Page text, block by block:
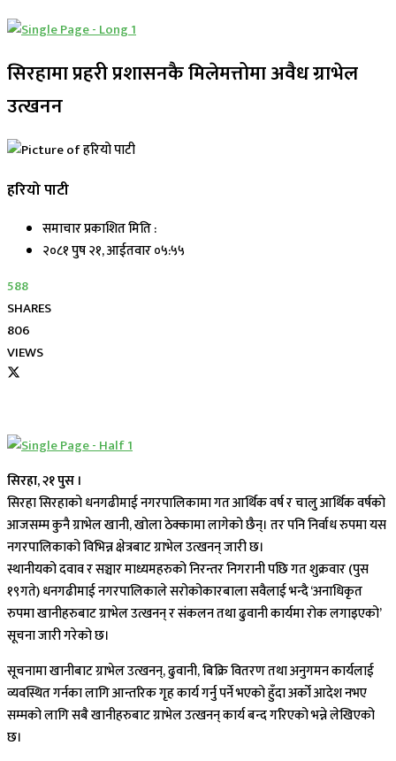
सिरहामा प्रहरी प्रशासनकै मिलेमत्तोमा अवैध ग्राभेल
उत्खनन
हरियो पाटी
समाचार प्रकाशित मिति :
२०८१ पुष २१, आईतवार ०५:५५
588
SHARES
806
VIEWS
सिरहा, २१ पुस ।
सिरहा सिरहाको धनगढीमाई नगरपालिकामा गत आर्थिक वर्ष र चालु आर्थिक वर्षको
आजसम्म कुनै ग्राभेल खानी, खोला ठेक्कामा लागेको छैन्। तर पनि निर्वाध रुपमा यस
नगरपालिकाको विभिन्न क्षेत्रबाट ग्राभेल उत्खनन् जारी छ।
स्थानीयको दवाव र सञ्चार माध्यमहरुको निरन्तर निगरानी पछि गत शुक्रवार (पुस
१९गते) धनगढीमाई नगरपालिकाले सरोकोकारबाला सवैलाई भन्दै ‘अनाधिकृत
रुपमा खानीहरुबाट ग्राभेल उत्खनन् र संकलन तथा ढुवानी कार्यमा रोक लगाइएको’
सूचना जारी गरेको छ।
सूचनामा खानीबाट ग्राभेल उत्खनन्, ढुवानी, बिक्रि वितरण तथा अनुगमन कार्यलाई
व्यवस्थित गर्नका लागि आन्तरिक गृह कार्य गर्नु पर्ने भएको हुँदा अर्को आदेश नभए
सम्मको लागि सबै खानीहरुबाट ग्राभेल उत्खनन् कार्य बन्द गरिएको भन्ने लेखिएको
छ।